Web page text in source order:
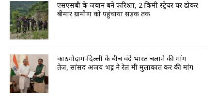
एसएसबी के जवान बने फरिश्ता, 2 किमी स्ट्रेचर पर ढोकर
बीमार ग्रामीण को पहुंचाया सड़क तक
काठगोदाम-दिल्ली के बीच वंदे भारत चलाने की मांग
तेज, सांसद अजय भट्ट ने रेल मंत्री मुलाकात कर की मांग